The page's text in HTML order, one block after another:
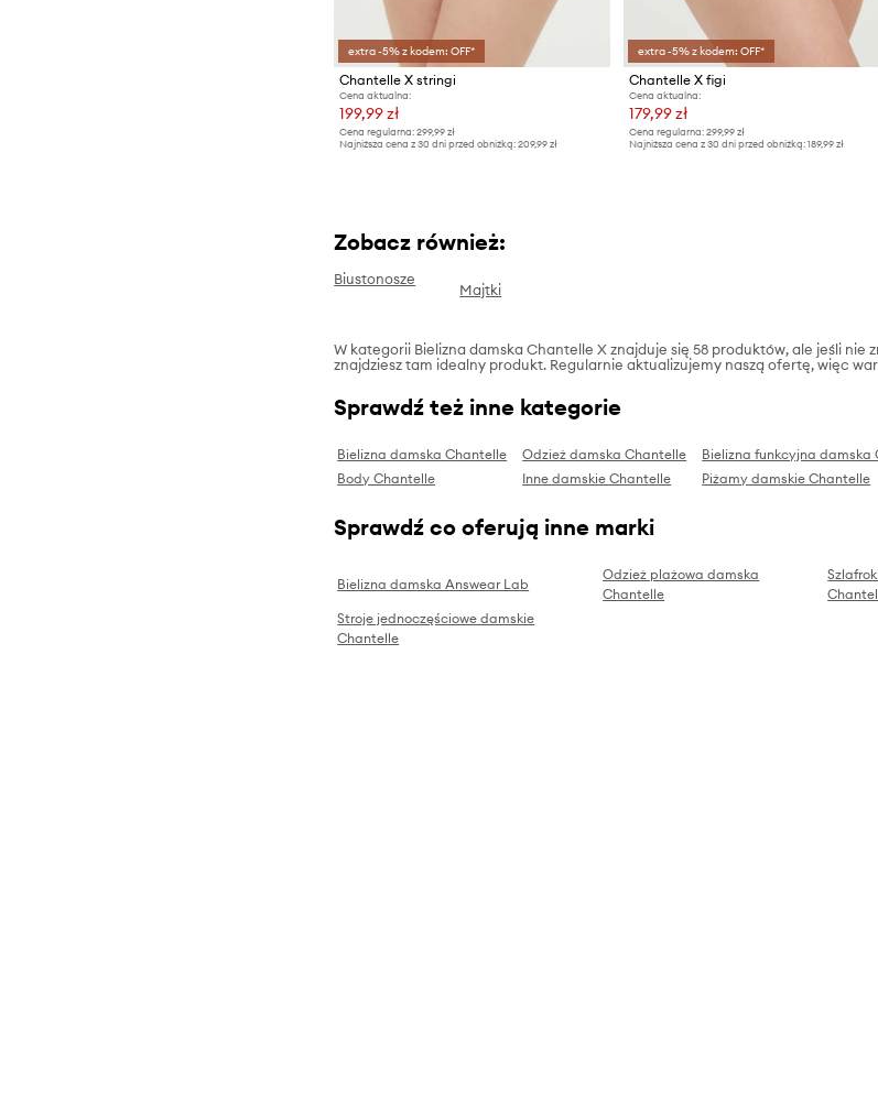
extra -5% z kodem: OFF*
Chantelle X stringi
Cena aktualna:
199,99 zł
Cena regularna: 299,99 zł
Najniższa cena z 30 dni przed obniżką: 209,99 zł
extra -5% z kodem: OFF*
Chantelle X figi
Cena aktualna:
179,99 zł
Cena regularna: 299,99 zł
Najniższa cena z 30 dni przed obniżką: 189,99 zł
Zobacz również:
Biustonosze
Majtki
W kategorii Bielizna damska Chantelle X znajduje się 58 produktów, ale jeśli nie
znajdziesz tam idealny produkt. Regularnie aktualizujemy naszą ofertę, więc
Sprawdź też inne kategorie
Bielizna damska Chantelle Odzież damska Chantelle Bielizna funkcyjna damska
Body Chantelle
Inne damskie Chantelle Piżamy damskie Chantelle
Sprawdź co oferują inne marki
Bielizna damska Answear Lab
Odzież plażowa damska
Chantelle
Stroje jednoczęściowe damskie
Chantelle